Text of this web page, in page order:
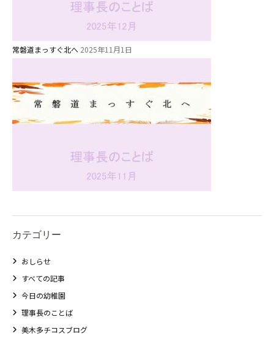
常磐道まっすぐ北へ 2025年11月1日
カテゴリー
おしらせ
すべての記事
今日の幼稚園
理事長のことば
美木多チコスブログ
学校法⼈諏訪森学園 諏訪森幼稚
⼤阪府私⽴幼稚園連盟